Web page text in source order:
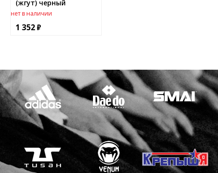
(жгут) черный
нет в наличии
1 352